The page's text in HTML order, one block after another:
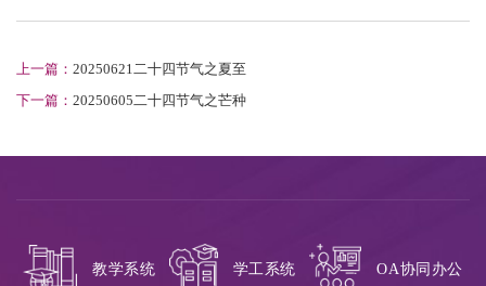
上一篇： 20250621二十四节气之夏至
下一篇： 20250605二十四节气之芒种
教学系统 学工系统 OA协同办公